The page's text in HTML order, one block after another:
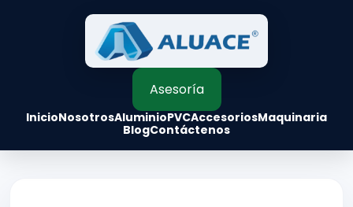
InicioNosotrosAluminioPVCAccesoriosMaquinaria
BlogContáctenos
Asesoría